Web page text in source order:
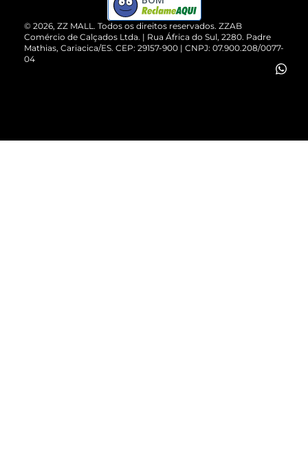
Cartão Presente
Vendas Corporativas
© 2026, ZZ MALL. Todos os direitos reservados. ZZAB
Comércio de Calçados Ltda. | Rua África do Sul, 2280. Padre
Mathias, Cariacica/ES. CEP: 29157-900 | CNPJ: 07.900.208/0077-
04